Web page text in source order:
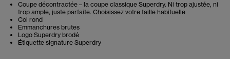
Coupe décontractée – la coupe classique Superdry. Ni trop ajustée, ni
trop ample, juste parfaite. Choisissez votre taille habituelle
Col rond
Emmanchures brutes
Logo Superdry brodé
Étiquette signature Superdry